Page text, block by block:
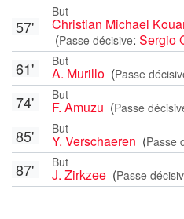
But
Christian Michael
(Passe décisive: Sergio
57'
But
A. Murillo (Passe
61'
But
F. Amuzu (Passe
74'
But
Y. Verschaeren (Passe
85'
But
J. Zirkzee (Passe
87'